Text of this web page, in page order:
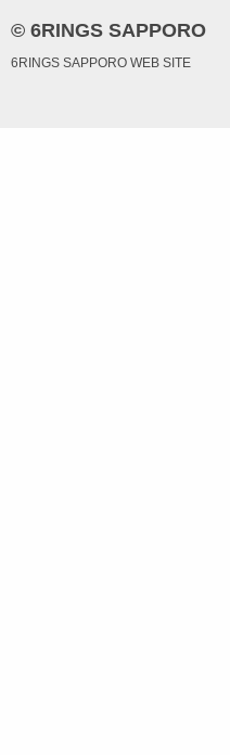
© 6RINGS SAPPORO
6RINGS SAPPORO WEB SITE